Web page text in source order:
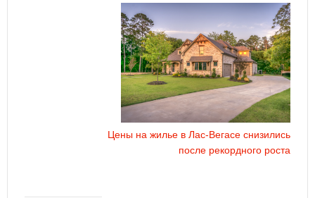
Цены на жилье в Лас-Вегасе снизились
после рекордного роста